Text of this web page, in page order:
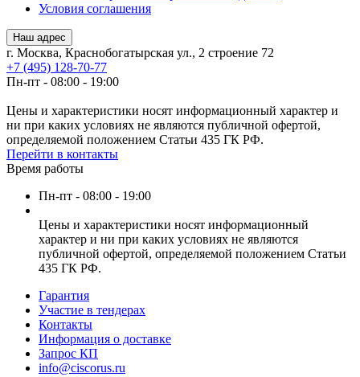
Условия соглашения
Наш адрес
г. Москва, Краснобогатырская ул., 2 строение 72
+7 (495) 128-70-77
Пн-пт - 08:00 - 19:00
Цены и характеристики носят информационный характер и
ни при каких условиях не являются публичной офертой,
определяемой положением Статьи 435 ГК РФ.
Перейти в контакты
Время работы
Пн-пт - 08:00 - 19:00
Цены и характеристики носят информационный
характер и ни при каких условиях не являются
публичной офертой, определяемой положением Статьи
435 ГК РФ.
Гарантия
Участие в тендерах
Контакты
Информация о доставке
Запрос КП
info@ciscorus.ru